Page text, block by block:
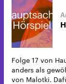
Folge 17 von
anders als
von Malotki.